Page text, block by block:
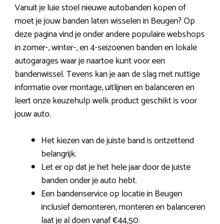
Vanuit je luie stoel nieuwe autobanden kopen of
moet je jouw banden laten wisselen in Beugen? Op
deze pagina vind je onder andere populaire webshops
in zomer-, winter-, en 4-seizoenen banden en lokale
autogarages waar je naartoe kunt voor een
bandenwissel. Tevens kan je aan de slag met nuttige
informatie over montage, uitlijnen en balanceren en
leert onze keuzehulp welk product geschikt is voor
jouw auto.
Het kiezen van de juiste band is ontzettend
belangrijk.
Let er op dat je het hele jaar door de juiste
banden onder je auto hebt.
Een bandenservice op locatie in Beugen
inclusief demonteren, monteren en balanceren
laat je al doen vanaf €44,50.